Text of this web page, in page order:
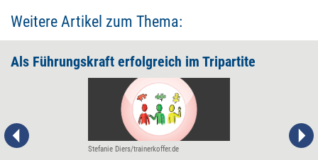
Weitere Artikel zum Thema:
Als Führungskraft erfolgreich im Tripartite
Stefanie Diers/trainerkoffer.de